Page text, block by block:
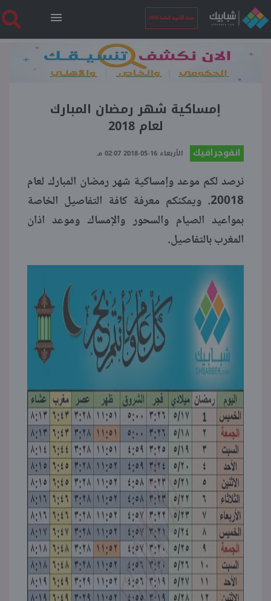
نتيجة الثانوية العامة 2026
الرئيسية
نتيجة الثانوية العامة 2026
فنجان قهوة
بوابة الطلبة
منوعات
إمساكية شهر رمضان المبارك
لعام 2018
انفوجرافيك الأربعاء 16-05-2018 02:07 مـ
نرصد لكم موعد وإمساكية شهر رمضان المبارك لعام
20018. ويمكنكم معرفة كافة التفاصيل الخاصة
بمواعيد الصيام والسحور والإمساك وموعد اذان
المغرب بالتفاصيل.